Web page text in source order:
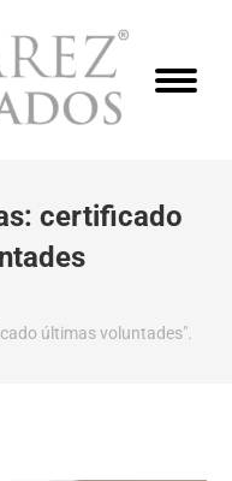
certificado
últimas voluntades".